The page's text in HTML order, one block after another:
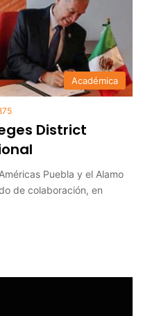
Académica
District
Puebla y el Alamo
de colaboración, en